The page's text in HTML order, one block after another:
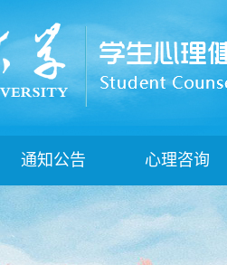
通知公告 心理咨询